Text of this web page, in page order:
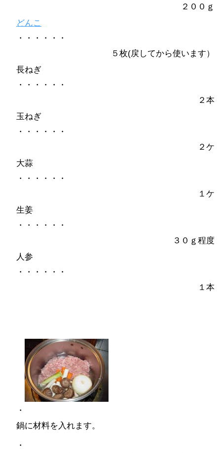
２００ｇ
どんこ
・・・・・・
５枚(戻してから使います）
長ねぎ
・・・・・・
２本
玉ねぎ
・・・・・・
２ケ
大蒜
・・・・・・
１ケ
生姜
・・・・・・
３０ｇ程度
人参
・・・・・・
１本
・
鍋に材料を入れます。
・